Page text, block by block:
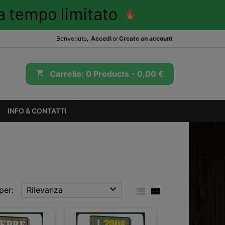
Benvenuto, AccediorCreate an account
shopping_cart Carrello: 0 Products - 0,00 €
INFO & CONTATTI
Rilevanza   